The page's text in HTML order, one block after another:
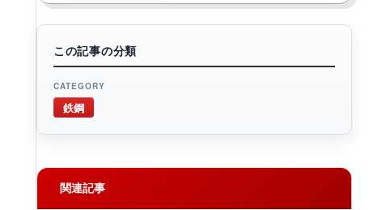
この記事の分類
CATEGORY
鉄鋼
関連記事